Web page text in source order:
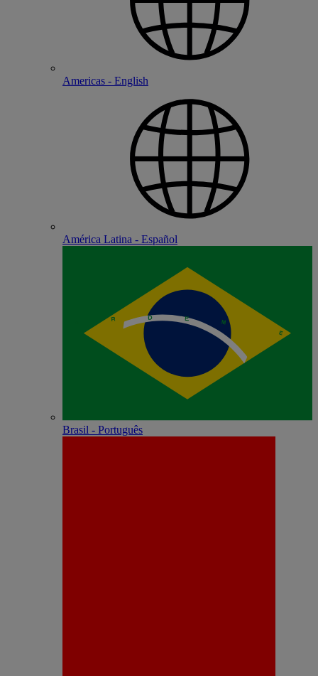
Americas - English
América Latina - Español
Brasil - Português